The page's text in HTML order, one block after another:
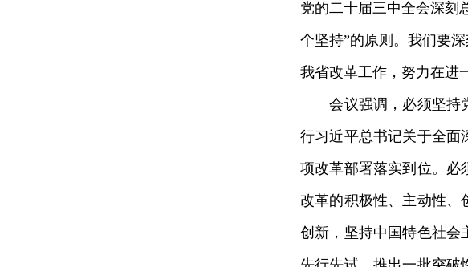
党的二十届三中全会深刻
个坚持”的原则。我们要
我省改革工作，努力在进
会议强调，必须坚持党
行习近平总书记关于全面
项改革部署落实到位。必
改革的积极性、主动性、
创新，坚持中国特色社会